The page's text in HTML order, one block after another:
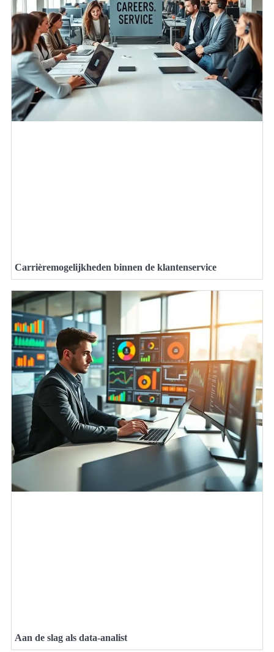
Carrièremogelijkheden binnen de klantenservice
Aan de slag als data-analist